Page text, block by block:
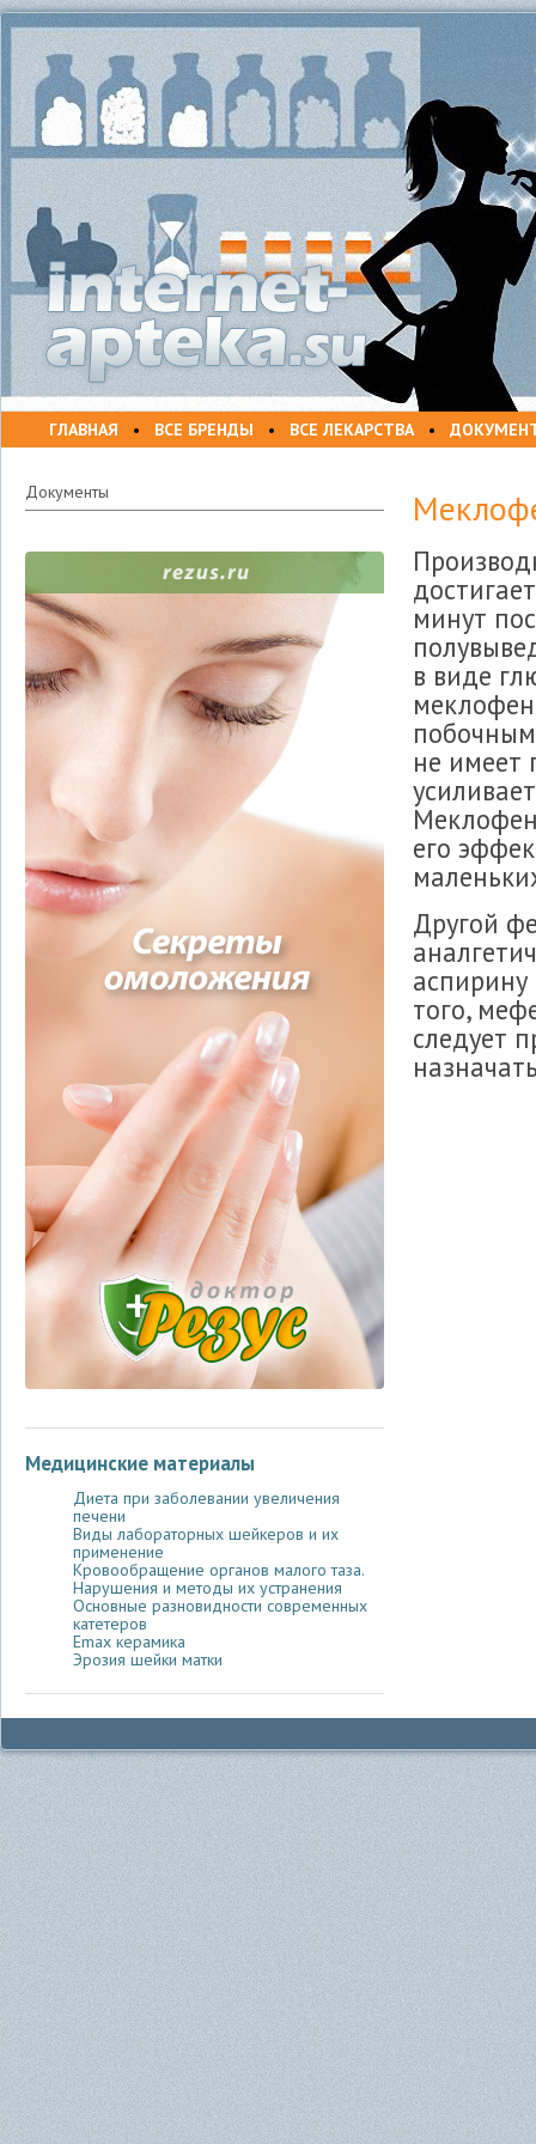
ГЛАВНАЯ • ВСЕ БРЕНДЫ • ВСЕ ЛЕКАРСТВА•
Документы
Медицинские материалы
Диета при заболевании увеличения
печени
Виды лабораторных шейкеров и их
применение
Кровообращение органов малого таза.
Нарушения и методы их устранения
Основные разновидности современных
катетеров
Emax керамика
Эрозия шейки матки
минут
в виде
не имеет
его
Другой
аспирину
того,
следует